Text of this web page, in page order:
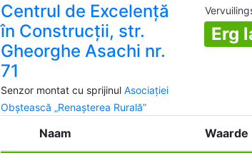
Centrul de Excelență
în Construcții, str.
Gheorghe Asachi nr.
71
Senzor montat cu sprijinul Asociației
Obștească „Renașterea Rurală”
Erg
Naam Waarde